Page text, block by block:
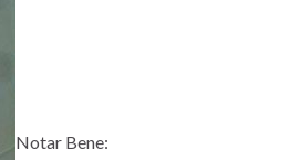
Notar Bene: